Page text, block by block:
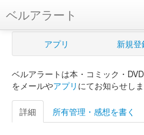
ベルアラート
ベルアラートとは
新規登録
ログイン
アプリ 新規登
ベルアラートは本・コミック・
をメールやアプリ にてお知らせし
詳細 所有管理・感想を書く